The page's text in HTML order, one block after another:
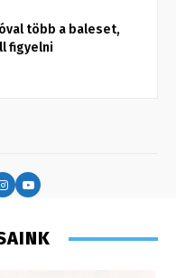
több a baleset,
figyelni